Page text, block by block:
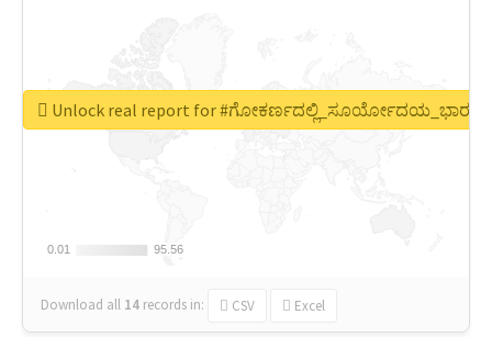
0.01
0.01 95.56
95.56
Download all 14 records in: CSV Excel
Unlock real report for